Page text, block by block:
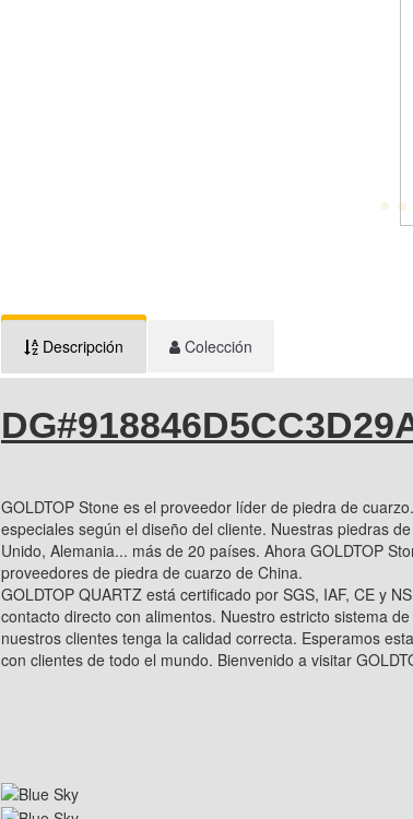
Descripción Colección
GOLDTOP Stone es el proveedor líder de piedra de
especiales según el diseño del cliente. Nuestras piedras
Unido, Alemania... más de 20 países. Ahora GOLDTOP
proveedores de piedra de cuarzo de China.
GOLDTOP QUARTZ está certificado por SGS, IAF, CE y
contacto directo con alimentos. Nuestro estricto sistema
nuestros clientes tenga la calidad correcta. Esperamos
con clientes de todo el mundo. Bienvenido a visitar